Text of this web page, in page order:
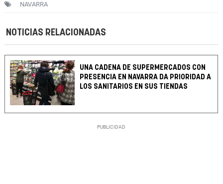
NAVARRA
NOTICIAS RELACIONADAS
UNA CADENA DE SUPERMERCADOS CON
PRESENCIA EN NAVARRA DA PRIORIDAD A
LOS SANITARIOS EN SUS TIENDAS